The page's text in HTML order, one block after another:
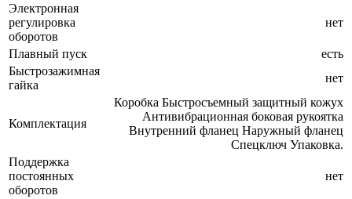
Электронная
регулировка
оборотов
нет
Плавный пуск
есть
Быстрозажимная
гайка
нет
Комплектация
Коробка Быстросъемный защитный кожух
Антивибрационная боковая рукоятка
Внутренний фланец Наружный фланец
Спецключ Упаковка.
Поддержка
постоянных
оборотов
нет